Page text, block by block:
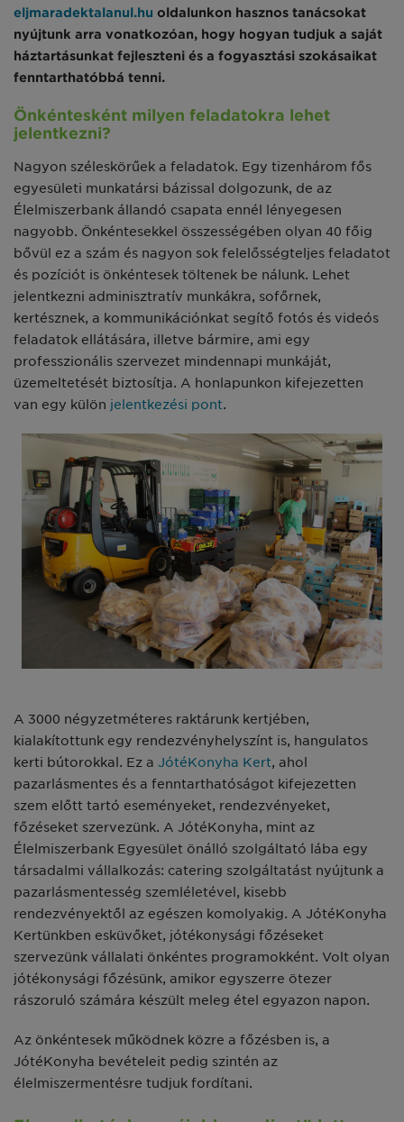
eljmaradektalanul.hu oldalunkon hasznos tanácsokat
nyújtunk arra vonatkozóan, hogy hogyan tudjuk a saját
háztartásunkat fejleszteni és a fogyasztási szokásaikat
fenntarthatóbbá tenni.
Önkéntesként milyen feladatokra lehet
jelentkezni?
Nagyon széleskörűek a feladatok. Egy tizenhárom fős
egyesületi munkatársi bázissal dolgozunk, de az
Élelmiszerbank állandó csapata ennél lényegesen
nagyobb. Önkéntesekkel összességében olyan 40 főig
bővül ez a szám és nagyon sok felelősségteljes feladatot
és pozíciót is önkéntesek töltenek be nálunk. Lehet
jelentkezni adminisztratív munkákra, sofőrnek,
kertésznek, a kommunikációnkat segítő fotós és videós
feladatok ellátására, illetve bármire, ami egy
professzionális szervezet mindennapi munkáját,
üzemeltetését biztosítja. A honlapunkon kifejezetten
van egy külön jelentkezési pont.
A 3000 négyzetméteres raktárunk kertjében,
kialakítottunk egy rendezvényhelyszínt is, hangulatos
kerti bútorokkal. Ez a JótéKonyha Kert, ahol
pazarlásmentes és a fenntarthatóságot kifejezetten
szem előtt tartó eseményeket, rendezvényeket,
főzéseket szervezünk. A JótéKonyha, mint az
Élelmiszerbank Egyesület önálló szolgáltató lába egy
társadalmi vállalkozás: catering szolgáltatást nyújtunk a
pazarlásmentesség szemléletével, kisebb
rendezvényektől az egészen komolyakig. A JótéKonyha
Kertünkben esküvőket, jótékonysági főzéseket
szervezünk vállalati önkéntes programokként. Volt olyan
jótékonysági főzésünk, amikor egyszerre ötezer
rászoruló számára készült meleg étel egyazon napon.
Az önkéntesek működnek közre a főzésben is, a
JótéKonyha bevételeit pedig szintén az
élelmiszermentésre tudjuk fordítani.